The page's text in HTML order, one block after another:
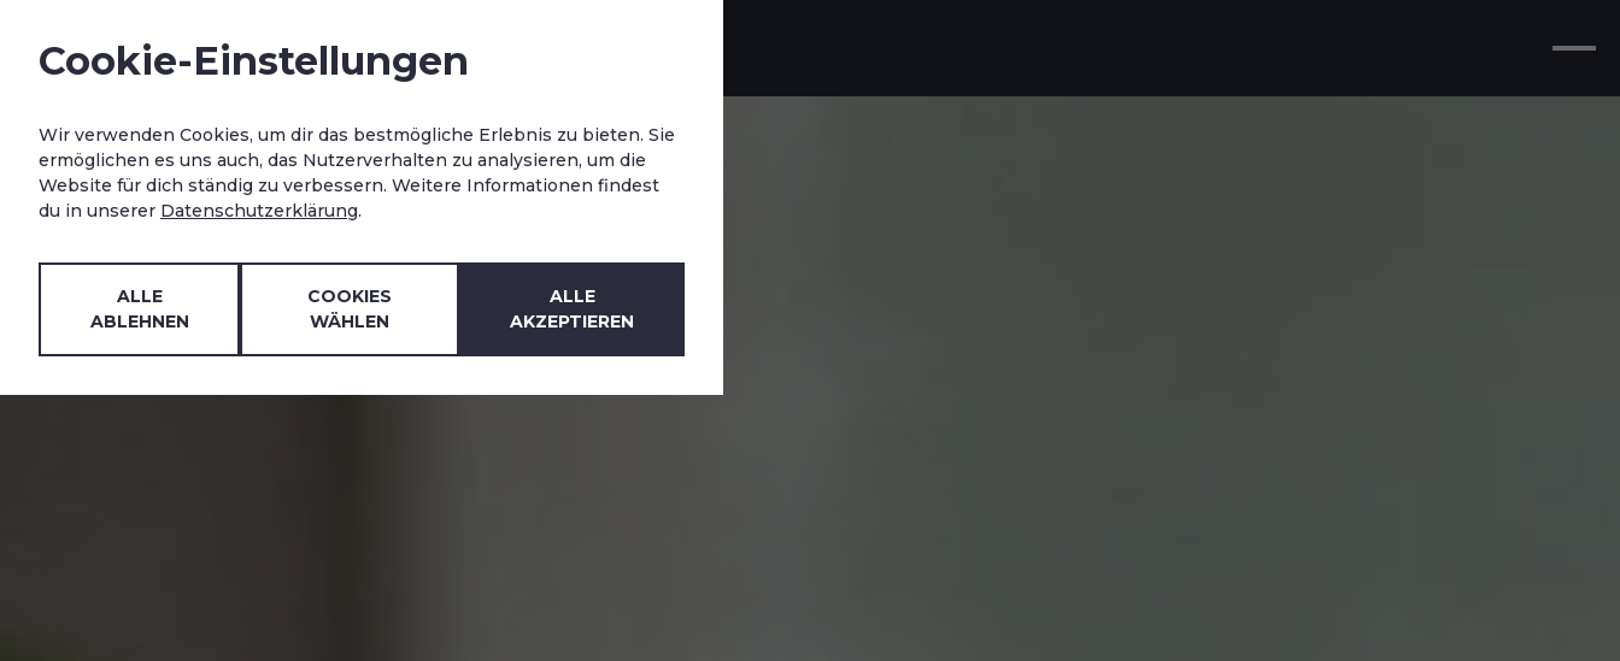
Cookie-Einstellungen
Wir verwenden Cookies, um dir das bestmögliche Erlebnis zu bieten. Sie
ermöglichen es uns auch, das Nutzerverhalten zu analysieren, um die
Website für dich ständig zu verbessern. Weitere Informationen findest
du in unserer Datenschutzerklärung.
ALLE
ABLEHNEN
COOKIES
WÄHLEN
ALLE
AKZEPTIEREN